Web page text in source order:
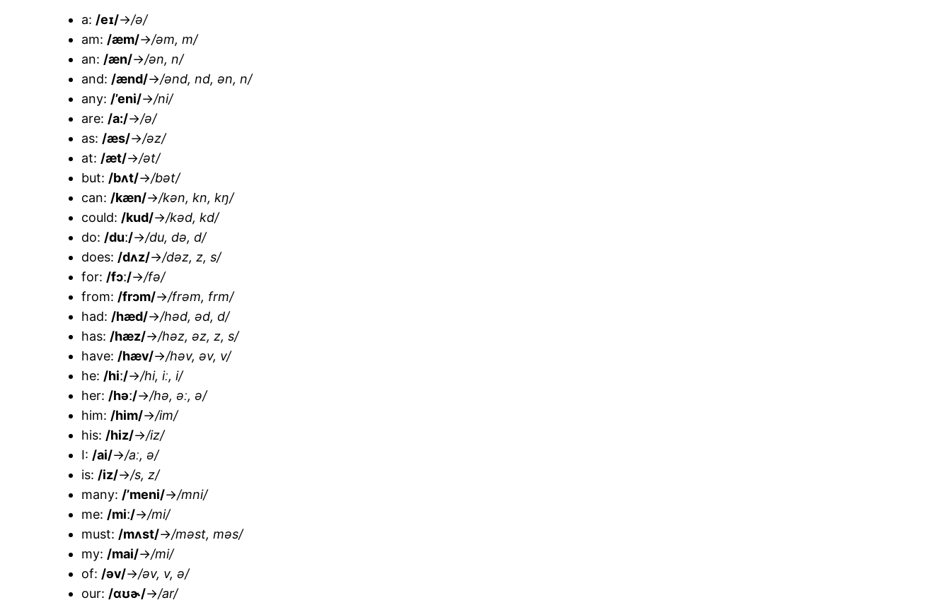
a: /eɪ/→/ə/
am: /æm/→/əm, m/
an: /æn/→/ən, n/
and: /ænd/→/ənd, nd, ən, n/
any: /’eni/→/ni/
are: /a:/→/ə/
as: /æs/→/əz/
at: /æt/→/ət/
but: /bʌt/→/bət/
can: /kæn/→/kən, kn, kŋ/
could: /kud/→/kəd, kd/
do: /duː/→/du, də, d/
does: /dʌz/→/dəz, z, s/
for: /fɔː/→/fə/
from: /frɔm/→/frəm, frm/
had: /hæd/→/həd, əd, d/
has: /hæz/→/həz, əz, z, s/
have: /hæv/→/həv, əv, v/
he: /hiː/→/hi, iː, i/
her: /həː/→/hə, əː, ə/
him: /him/→/im/
his: /hiz/→/iz/
I: /ai/→/aː, ə/
is: /iz/→/s, z/
many: /’meni/→/mni/
me: /miː/→/mi/
must: /mʌst/→/məst, məs/
my: /mai/→/mi/
of: /əv/→/əv, v, ə/
our: /ɑʊɚ/→/ar/